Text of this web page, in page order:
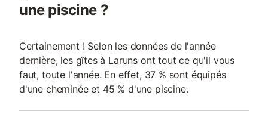
une piscine ?
Certainement ! Selon les données de l'année
dernière, les gîtes à Laruns ont tout ce qu'il vous
faut, toute l'année. En effet, 37 % sont équipés
d'une cheminée et 45 % d'une piscine.